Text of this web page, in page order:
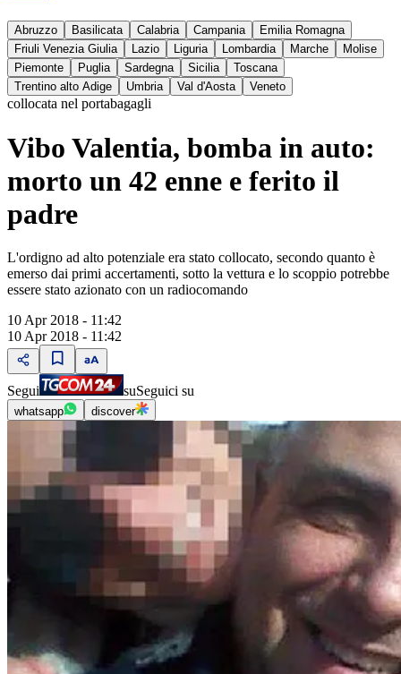
Abruzzo Basilicata Calabria Campania
Emilia Romagna
Friuli Venezia Giulia
Lazio Liguria Lombardia Marche
Molise
Piemonte
Puglia Sardegna Sicilia
Toscana
Trentino alto Adige
Umbria Val d'Aosta Veneto
collocata nel portabagagli
Vibo Valentia, bomba in auto:
morto un 42 enne e ferito il
padre
L'ordigno ad alto potenziale era stato collocato, secondo quanto è
emerso dai primi accertamenti, sotto la vettura e lo scoppio potrebbe
essere stato azionato con un radiocomando
10 Apr 2018 - 11:42
10 Apr 2018 - 11:42
Segui suSeguici su
whatsapp discover